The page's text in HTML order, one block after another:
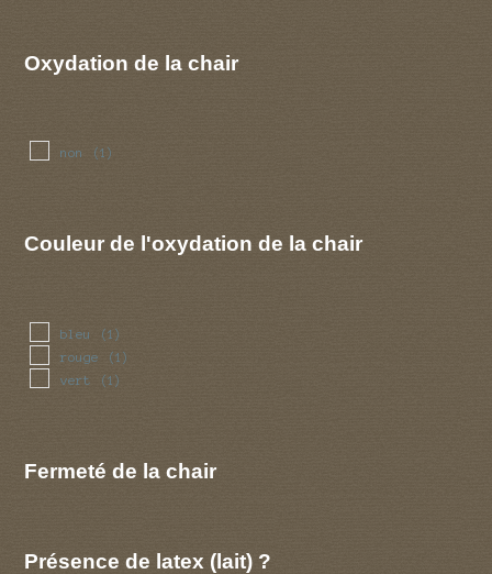
Oxydation de la chair
non (1)
Couleur de l'oxydation de la chair
bleu (1)
rouge (1)
vert (1)
Fermeté de la chair
Présence de latex (lait) ?